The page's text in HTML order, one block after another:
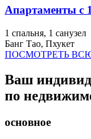
Апартаменты с
1 спальня, 1 санузел
Банг Тао, Пхукет
ПОСМОТРЕТЬ
Ваш
по
основное